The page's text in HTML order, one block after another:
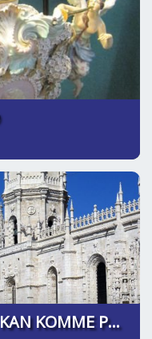
LISSABON - HVOR MAN KAN KOMME PÅ OPDAGELSESREJSE